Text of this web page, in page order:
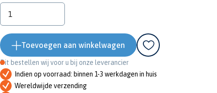
Toevoegen aan winkelwagen
Dit bestellen wij voor u bij onze leverancier
Indien op voorraad: binnen 1-3 werkdagen in huis
Wereldwijde verzending